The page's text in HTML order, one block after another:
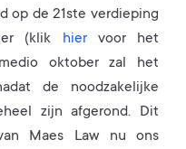
op de 21ste verdieping
(klik hiervoor het
oktober zal het
de noodzakelijke
zijn afgerond. Dit
Maes Law nu ons